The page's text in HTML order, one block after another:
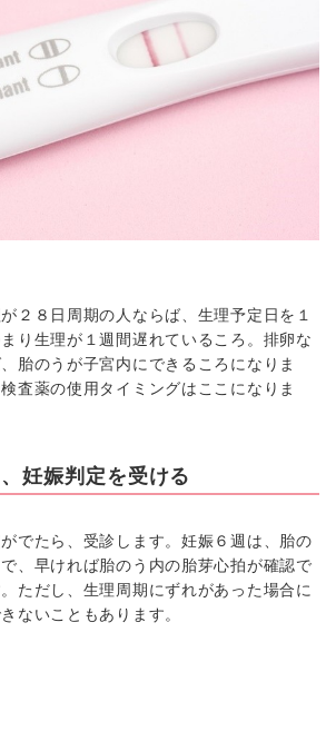
２８日周期の人ならば、生理予定日を１
り生理が１週間遅れているころ。排卵な
胎のうが子宮内にできるころになりま
査薬の使用タイミングはここになりま
妊娠判定を受ける
でたら、受診します。妊娠６週は、胎の
、早ければ胎のう内の胎芽心拍が確認で
ただし、生理周期にずれがあった場合に
ないこともあります。